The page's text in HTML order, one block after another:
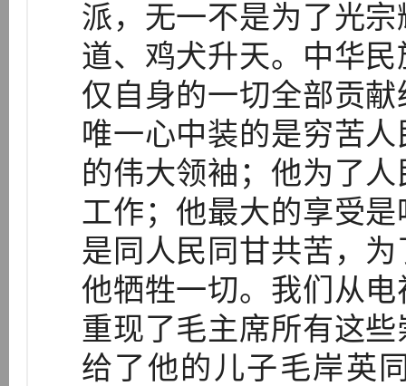
派，无一不是为了光
道、鸡犬升天。中华
仅自身的一切全部贡
唯一心中装的是穷苦
的伟大领袖；他为了
工作；他最大的享受
是同人民同甘共苦，
他牺牲一切。我们从
重现了毛主席所有这
给了他的儿子毛岸英